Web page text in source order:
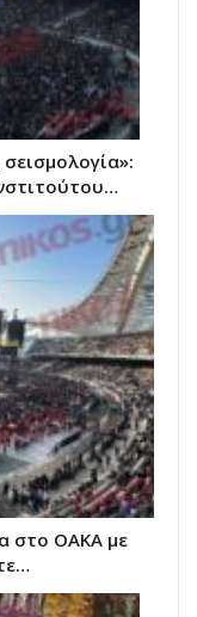
στο ΟΑΚΑ με